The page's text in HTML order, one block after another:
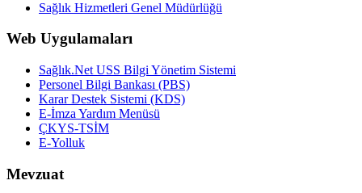
Sağlık Hizmetleri Genel Müdürlüğü
Web Uygulamaları
Sağlık.Net USS Bilgi Yönetim Sistemi
Personel Bilgi Bankası (PBS)
Karar Destek Sistemi (KDS)
E-İmza Yardım Menüsü
ÇKYS-TSİM
E-Yolluk
Mevzuat